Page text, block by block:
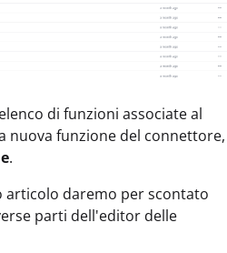
di funzioni associate al
nuova funzione del connettore,
.
articolo daremo per scontato
parti dell'editor delle